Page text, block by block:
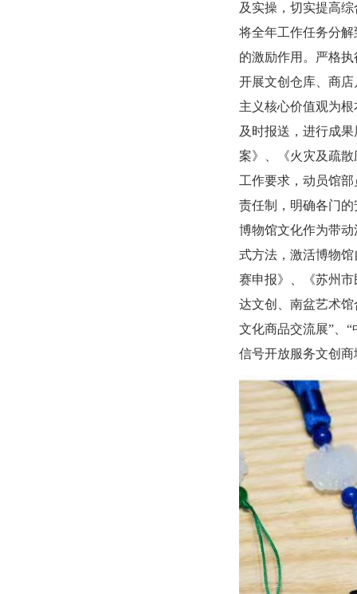
及实操，切实提高
将全年工作任务分
的激励作用。严格
开展文创仓库、商
主义核心价值观为
及时报送，进行成
案》、《火灾及疏
工作要求，动员馆
责任制，明确各门
博物馆文化作为带
式方法，激活博物
赛申报》、《苏州
达文创、南盆艺术
文化商品交流展”、
信号开放服务文创